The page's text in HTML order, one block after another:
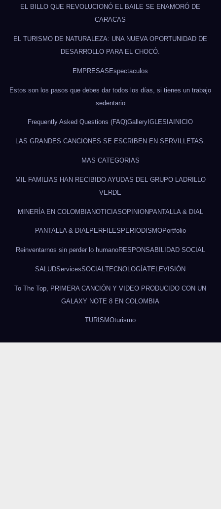
EL BILLO QUE REVOLUCIONÓ EL BAILE SE ENAMORÓ DE
CARACAS
EL TURISMO DE NATURALEZA: UNA NUEVA OPORTUNIDAD DE
DESARROLLO PARA EL CHOCÓ.
EMPRESAS Espectaculos
Estos son los pasos que debes dar todos los días, si tienes un trabajo
sedentario
Frequently Asked Questions (FAQ)Gallery IGLESIA INICIO
LAS GRANDES CANCIONES SE ESCRIBEN EN SERVILLETAS.
MAS CATEGORIAS
MIL FAMILIAS HAN RECIBIDO AYUDAS DEL GRUPO LADRILLO
VERDE
MINERÍA EN COLOMBIANOTICIASOPINIONPANTALLA & DIAL
PANTALLA & DIALPERFILES PERIODISMOPortfolio
Reinventarnos sin perder lo humanoRESPONSABILIDAD SOCIAL
SALUDServicesSOCIALTECNOLOGÍATELEVISIÓN
To The Top, PRIMERA CANCIÓN Y VIDEO PRODUCIDO CON UN
GALAXY NOTE 8 EN COLOMBIA
TURISMOturismo